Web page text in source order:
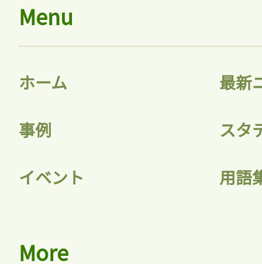
Menu
ホーム 最新
事例 スタ
イベント 用語
More